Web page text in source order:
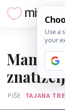
Mama
PIŠE TAJANA